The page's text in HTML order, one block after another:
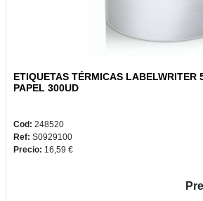
ETIQUETAS TÉRMICAS LABELWRITER
PAPEL 300UD
Cod: 248520
Ref: S0929100
Precio: 16,59 €